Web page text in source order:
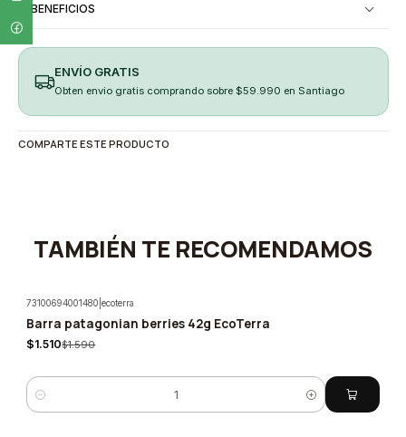
BENEFICIOS
ENVÍO GRATIS
Obten envio gratis comprando sobre $59.990 en Santiago
COMPARTE ESTE PRODUCTO
TAMBIÉN TE RECOMENDAMOS
-5%
73100694001480 |ecoterra
Barra patagonian berries 42g EcoTerra
$1.510$1.590
Cantidad